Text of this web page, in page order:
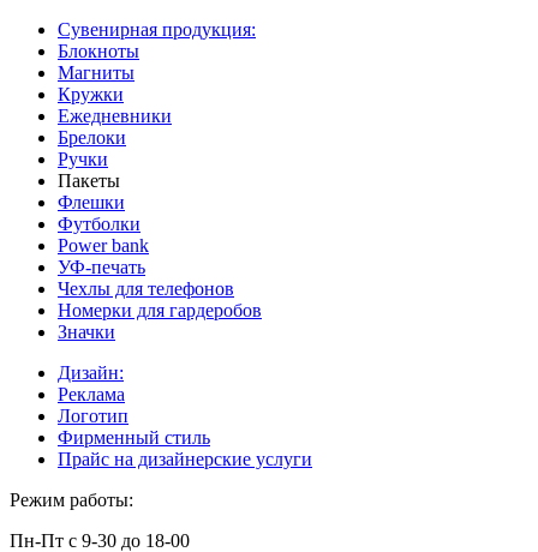
Сувенирная продукция:
Блокноты
Магниты
Кружки
Ежедневники
Брелоки
Ручки
Пакеты
Флешки
Футболки
Power bank
УФ-печать
Чехлы для телефонов
Номерки для гардеробов
Значки
Дизайн:
Реклама
Логотип
Фирменный стиль
Прайс на дизайнерские услуги
Режим работы:
Пн-Пт с 9-30 до 18-00